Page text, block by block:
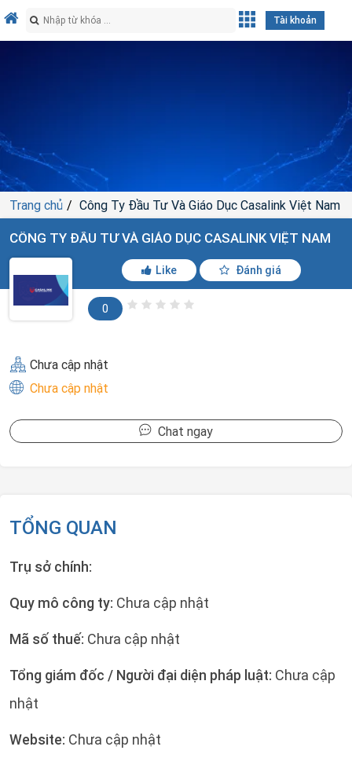
Tài khoản
Trang chủ Công Ty Đầu Tư Và Giáo Dục Casalink Việt Nam
CÔNG TY ĐẦU TƯ VÀ GIÁO DỤC CASALINK VIỆT NAM
Like Đánh giá
0
Chưa cập nhật
Chưa cập nhật
Chat ngay
TỔNG QUAN
Trụ sở chính:
Quy mô công ty: Chưa cập nhật
Mã số thuế: Chưa cập nhật
Tổng giám đốc / Người đại diện pháp luật: Chưa cập
nhật
Website: Chưa cập nhật